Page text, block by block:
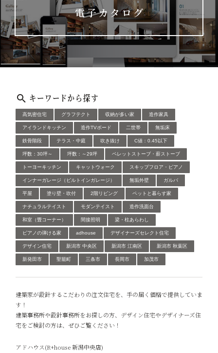
電子カタログ
キーワードから探す
高気密住宅 グラフテクト 収納が多い家 造作家具
アイランドキッチン 造作TVボード 二世帯 無垢床
鉄骨階段 テラス・中庭 吹き抜け C値：0.45以下
坪数：30坪～ 坪数：～29坪 ペレットストーブ・薪ストーブ
トーヨーキッチン キャットウォーク スキップフロア・ピアノ
インナーガレージ（ビルトインガレージ） 無垢外壁 ガルバ
平屋 塗り壁・吹付 2階リビング ペットと暮らす家
ナチュラルテイスト モダンテイスト 造作洗面台
和室（畳コーナー） 間接照明 梁・柱あらわし
ピアノの弾ける家 adhouse デザイナーズセレクト住宅
デザイン住宅 新潟市 中央区 新潟市 江南区 新潟市 秋葉区
新発田市 聖籠町 三条市 長岡市 加茂市
建築家が設計するこだわりの注文住宅を、手の届く価格で提供していま
す！
建築事務所や設計事務所をお探しの方、デザイン住宅やデザイナーズ住
宅をご検討の方は、ぜひご覧ください！
アドハウス(R+house 新潟中央店)